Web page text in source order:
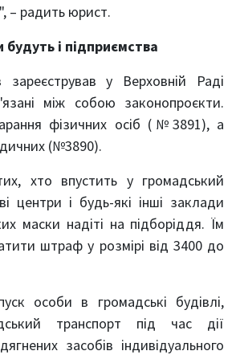
– радить юрист.
будуть і підприємства
зареєстрував у Верховній Раді
між собою законопроєкти.
фізичних осіб (№3891), а
(№3890).
хто впустить у громадський
центри і будь-які інші заклади
маски надіті на підборіддя. Їм
штраф у розмірі від 3400 до
особи в громадські будівлі,
транспорт під час дії
засобів індивідуального